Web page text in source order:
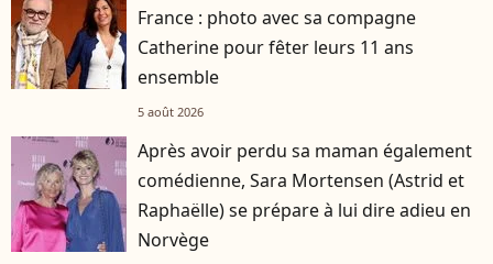
France : photo avec sa compagne
Catherine pour fêter leurs 11 ans
ensemble
5 août 2026
Après avoir perdu sa maman également
comédienne, Sara Mortensen (Astrid et
Raphaëlle) se prépare à lui dire adieu en
Norvège